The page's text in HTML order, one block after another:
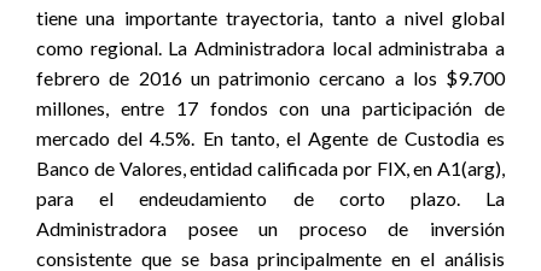
tiene una importante trayectoria, tanto a nivel global
como regional. La Administradora local administraba a
febrero de 2016 un patrimonio cercano a los $9.700
millones, entre 17 fondos con una participación de
mercado del 4.5%. En tanto, el Agente de Custodia es
Banco de Valores, entidad calificada por FIX, en A1(arg),
para el endeudamiento de corto plazo. La
Administradora posee un proceso de inversión
consistente que se basa principalmente en el análisis